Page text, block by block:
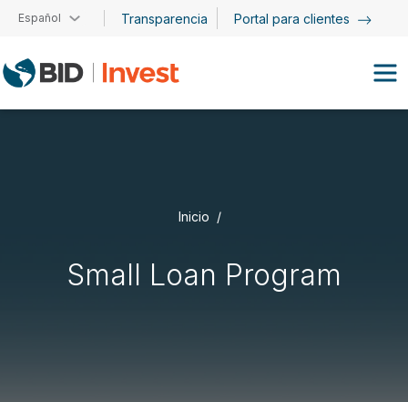
Pasar al contenido principal
Español Transparencia Portal para clientes
Inicio
Small Loan Program